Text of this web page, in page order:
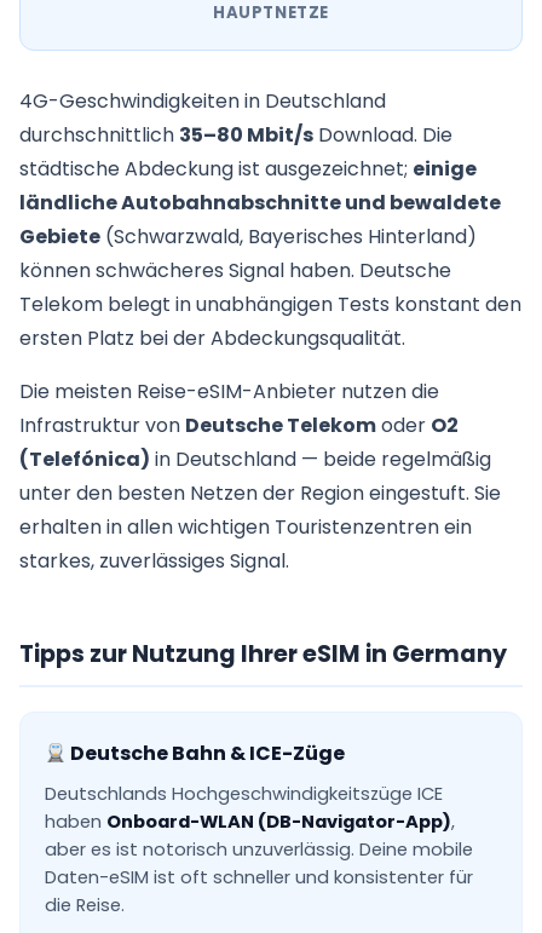
HAUPTNETZE
4G-Geschwindigkeiten in Deutschland
durchschnittlich 35–80 Mbit/s Download. Die
städtische Abdeckung ist ausgezeichnet; einige
ländliche Autobahnabschnitte und bewaldete
Gebiete (Schwarzwald, Bayerisches Hinterland)
können schwächeres Signal haben. Deutsche
Telekom belegt in unabhängigen Tests konstant den
ersten Platz bei der Abdeckungsqualität.
Die meisten Reise-eSIM-Anbieter nutzen die
Infrastruktur von Deutsche Telekomoder O2
(Telefónica) in Deutschland — beide regelmäßig
unter den besten Netzen der Region eingestuft. Sie
erhalten in allen wichtigen Touristenzentren ein
starkes, zuverlässiges Signal.
Tipps zur Nutzung Ihrer eSIM in Germany
Deutsche Bahn & ICE-Züge
Deutschlands Hochgeschwindigkeitszüge ICE
haben Onboard-WLAN (DB-Navigator-App),
aber es ist notorisch unzuverlässig. Deine mobile
Daten-eSIM ist oft schneller und konsistenter für
die Reise.